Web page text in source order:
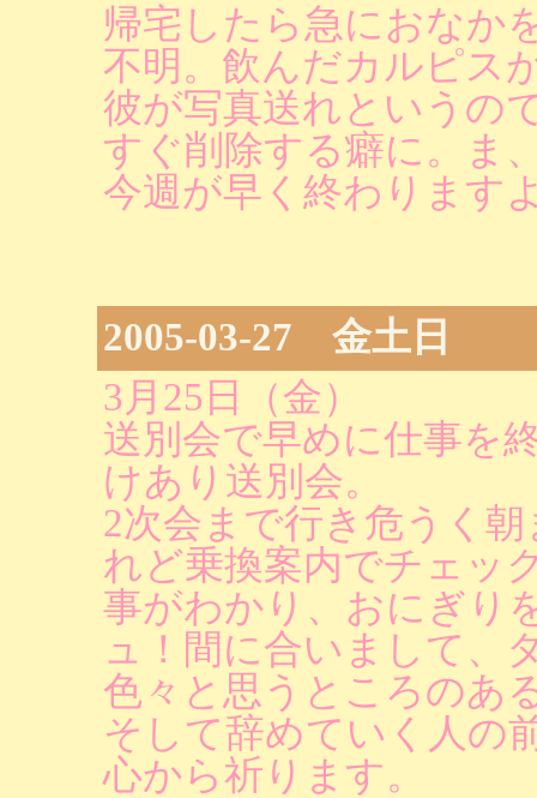
帰宅したら急におなか
不明。飲んだカルピス
彼が写真送れというの
すぐ削除する癖に。ま
今週が早く終わります
2005-03-27 金土日
3月25日（金）
送別会で早めに仕事を
けあり送別会。
2次会まで行き危うく
れど乗換案内でチェッ
事がわかり、おにぎり
ュ！間に合いまして、
色々と思うところのあ
そして辞めていく人の
心から祈ります。